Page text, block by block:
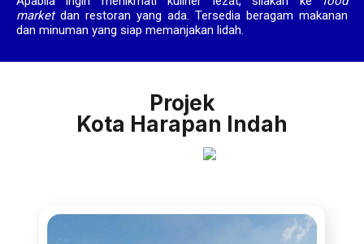
market dan restoran yang ada. Tersedia beragam makanan
dan minuman yang siap memanjakan lidah.
Projek
Kota Harapan Indah